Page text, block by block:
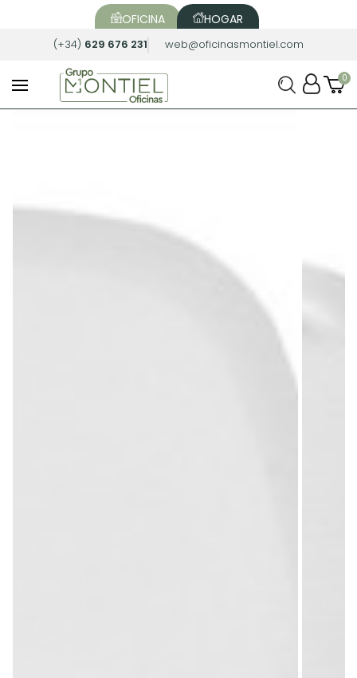
OFICINA HOGAR
(+34) 629 676 231 web@oficinasmontiel.com